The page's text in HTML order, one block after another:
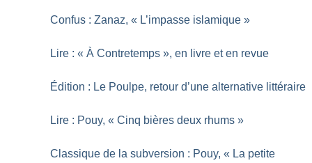
Confus : Zanaz, « L’impasse islamique »
Lire : « À Contretemps », en livre et en revue
Édition : Le Poulpe, retour d’une alternative littéraire
Lire : Pouy, « Cinq bières deux rhums »
Classique de la subversion : Pouy, « La petite